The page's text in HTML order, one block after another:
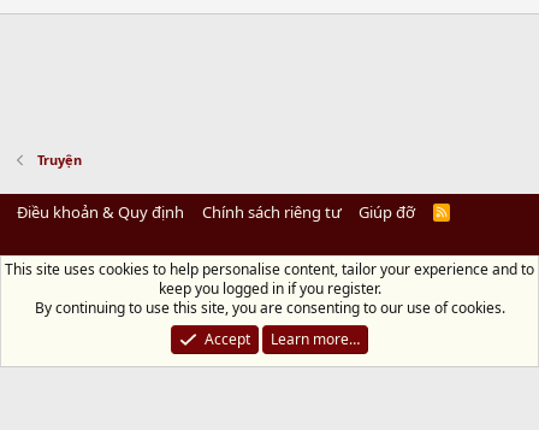
Truyện
Điều khoản & Quy định Chính sách riêng tư Giúp đỡ
R
Diệu Pháp Âm
Chùa Diệu Pháp - Số 72/14 Phú Mỹ, Phú Hòa Đông, Củ Chi, TP.HCM
đồ)
Điện thoại: 028.36208438 | Email: bientap@dieuphapam.net
Chủ Nhiệm: Thích Minh Thiền
This site uses cookies to help personalise content, tailor your experience and to
keep you logged in if you register.
By continuing to use this site, you are consenting to our use of cookies.
Accept
Learn more…